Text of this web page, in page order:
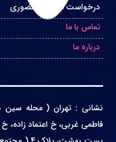
درخواست مشاوره حضوری
تماس با ما
درباره ما
نشانی : تهران ( محله سین
فاطمی غربی، خ اعتماد